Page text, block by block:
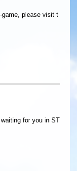
game, please visit t
for you in ST